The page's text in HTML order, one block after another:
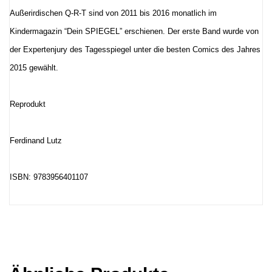
Außerirdischen Q-R-T sind von 2011 bis 2016 monatlich im
Kindermagazin “Dein SPIEGEL” erschienen. Der erste Band wurde von
der Expertenjury des Tagesspiegel unter die besten Comics des Jahres
2015 gewählt.
Reprodukt
Ferdinand Lutz
ISBN: 9783956401107